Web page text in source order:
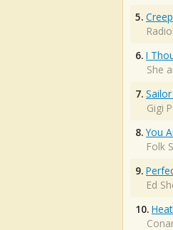
5. Creep
6. I
She
7.
Gigi
8. You
Folk
9.
Ed
10.